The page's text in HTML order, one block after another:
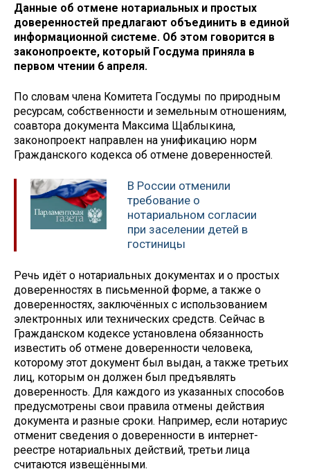
Данные об отмене нотариальных и простых
доверенностей предлагают объединить в единой
информационной системе. Об этом говорится в
законопроекте, который Госдума приняла в
первом чтении 6 апреля.
По словам члена Комитета Госдумы по природным
ресурсам, собственности и земельным отношениям,
соавтора документа Максима Щаблыкина,
законопроект направлен на унификацию норм
Гражданского кодекса об отмене доверенностей.
В России отменили
требование о
нотариальном согласии
при заселении детей в
гостиницы
Речь идёт о нотариальных документах и о простых
доверенностях в письменной форме, а также о
доверенностях, заключённых с использованием
электронных или технических средств. Сейчас в
Гражданском кодексе установлена обязанность
известить об отмене доверенности человека,
которому этот документ был выдан, а также третьих
лиц, которым он должен был предъявлять
доверенность. Для каждого из указанных способов
предусмотрены свои правила отмены действия
документа и разные сроки. Например, если нотариус
отменит сведения о доверенности в интернет-
реестре нотариальных действий, третьи лица
считаются извещёнными.